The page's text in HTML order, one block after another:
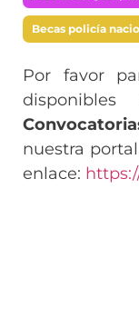
Becas policía
Por favor
nuestra
enlace: